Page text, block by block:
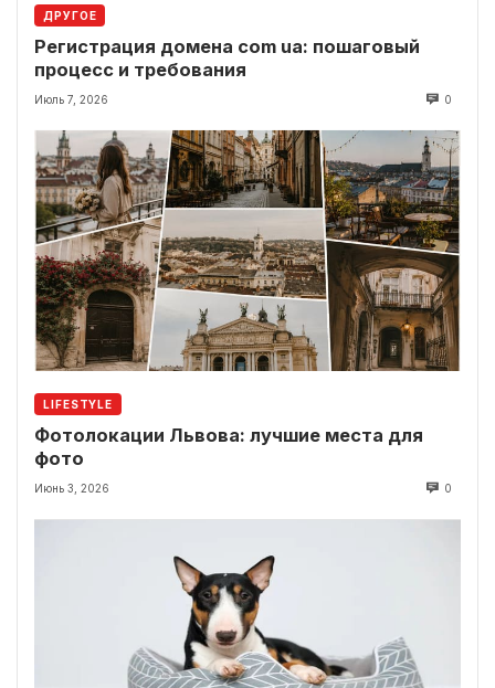
ДРУГОЕ
Регистрация домена com ua: пошаговый
процесс и требования
Июль 7, 2026 0
LIFESTYLE
Фотолокации Львова: лучшие места для
фото
Июнь 3, 2026 0